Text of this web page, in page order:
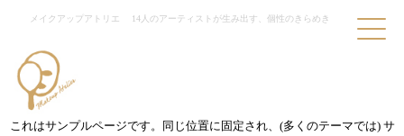
メイクアップアトリエ 14人のアーティストが生み出す、個性のきらめき
これはサンプルページです。同じ位置に固定され、(多くのテーマでは) サ